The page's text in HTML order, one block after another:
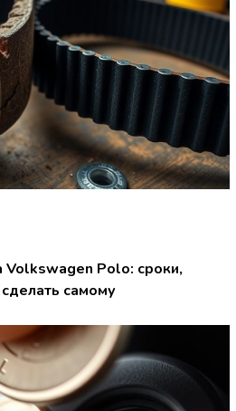
Polo: сроки,
самому